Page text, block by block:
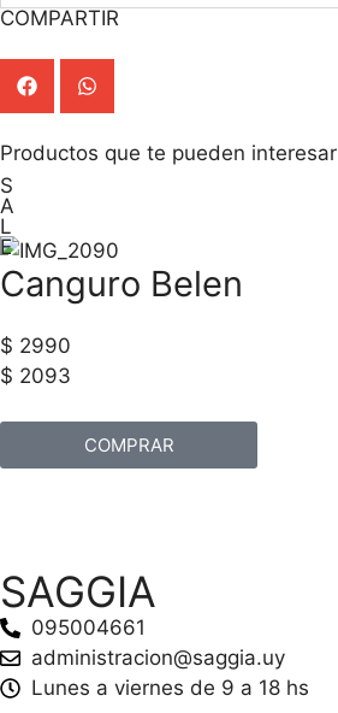
COMPARTIR
Productos que te pueden interesar
S
A
L
E
Canguro Belen
$ 2990
$ 2093
COMPRAR
SAGGIA
095004661
administracion@saggia.uy
Lunes a viernes de 9 a 18 hs